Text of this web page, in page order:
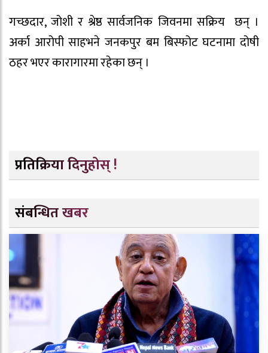
गच्छदार, जोशी र श्रेष्ठ सार्वजनिक जिवनमा सक्रिय छन् ।
अर्का आरोपी साहभने जनकपुर बम बिस्फोट घटनामा दोषी
ठहर भएर कारागारमा रहेका छन् ।
प्रतिक्रिया दिनुहोस् !
संबन्धित खबर